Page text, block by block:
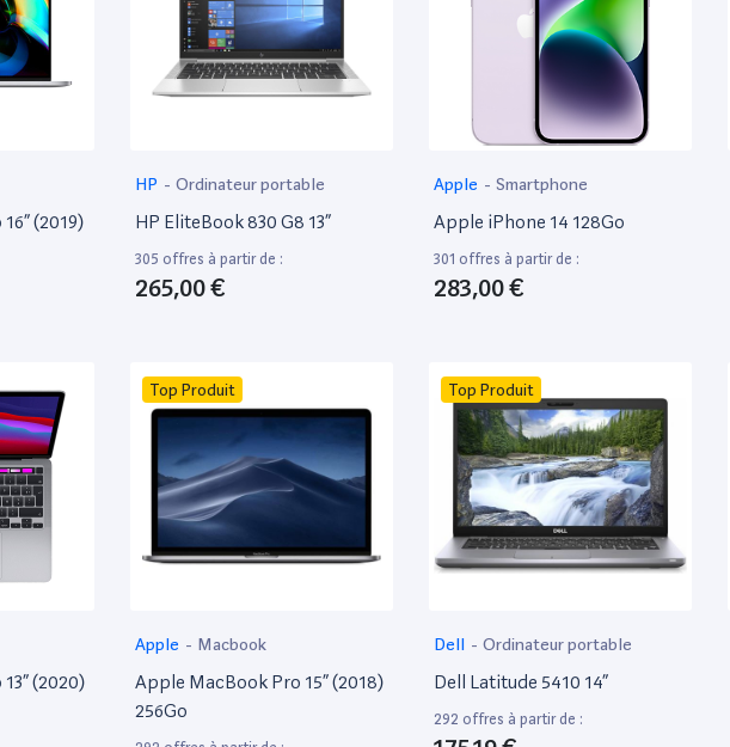
(2019)
HP - Ordinateur portable
HP EliteBook 830 G8 13”
305 offres à partir de :
265,00 €
Apple - Smartphone
Apple iPhone 14 128Go
301 offres à partir de :
283,00 €
(2020)
Top Produit
Apple - Macbook
Apple MacBook Pro 15” (2018)
256Go
Top Produit
Dell - Ordinateur portable
Dell Latitude 5410 14”
292 offres à partir de :